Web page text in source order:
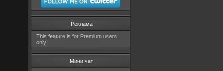
Реклама
This feature is for Premium users
only!
Мини чат